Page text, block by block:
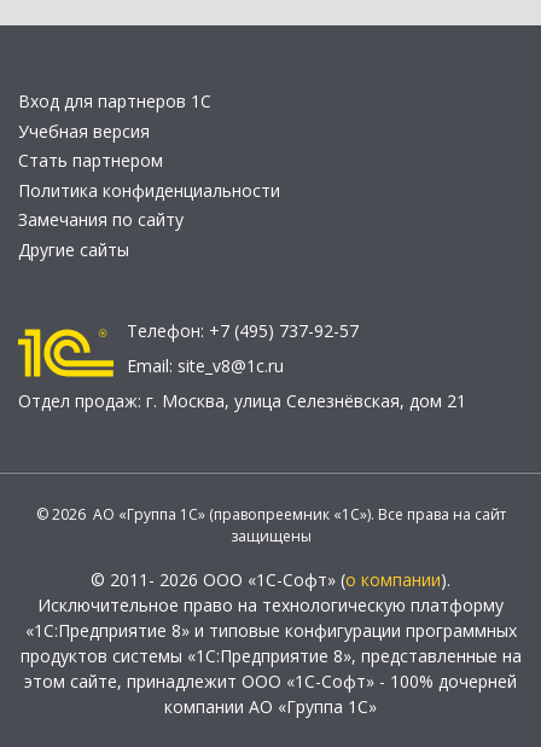
Вход для партнеров 1С
Учебная версия
Стать партнером
Политика конфиденциальности
Замечания по сайту
Другие сайты
Телефон: +7 (495) 737-92-57
Email: site_v8@1c.ru
Отдел продаж: г. Москва, улица Селезнёвская, дом 21
© 2026 АО «Группа 1С» (правопреемник «1С»). Все права на сайт
защищены
© 2011- 2026 ООО «1С-Софт» (о компании).
Исключительное право на технологическую платформу
«1С:Предприятие 8» и типовые конфигурации программных
продуктов системы «1С:Предприятие 8», представленные на
этом сайте, принадлежит ООО «1С-Софт» - 100% дочерней
компании АО «Группа 1С»